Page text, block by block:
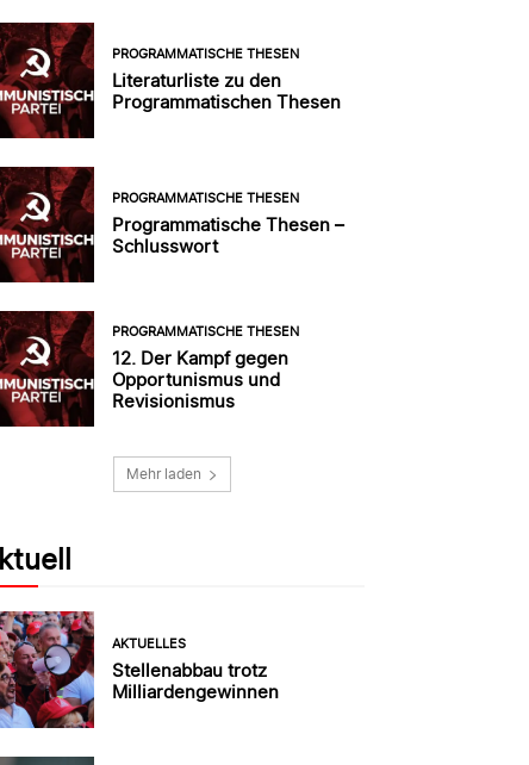
PROGRAMMATISCHE THESEN
Literaturliste zu den
Programmatischen Thesen
PROGRAMMATISCHE THESEN
Programmatische Thesen –
Schlusswort
PROGRAMMATISCHE THESEN
12. Der Kampf gegen
Opportunismus und
Revisionismus
Mehr laden
AKTUELLES
Stellenabbau trotz
Milliardengewinnen